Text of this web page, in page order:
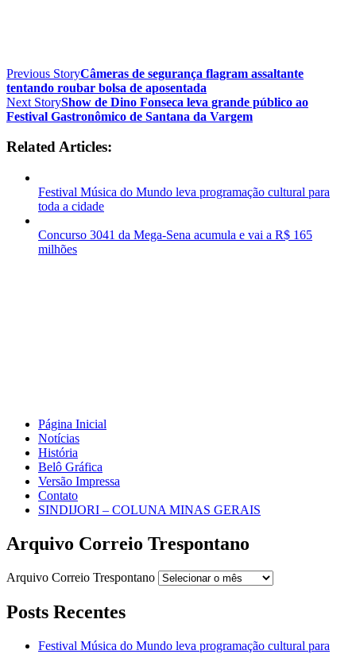
Previous StoryCâmeras de segurança flagram assaltante
tentando roubar bolsa de aposentada
Next StoryShow de Dino Fonseca leva grande público ao
Festival Gastronômico de Santana da Vargem
Related Articles:
Festival Música do Mundo leva programação cultural para
toda a cidade
Concurso 3041 da Mega-Sena acumula e vai a R$ 165
milhões
Página Inicial
Notícias
História
Belô Gráfica
Versão Impressa
Contato
SINDIJORI – COLUNA MINAS GERAIS
Arquivo Correio Trespontano
Arquivo Correio Trespontano
Posts Recentes
Festival Música do Mundo leva programação cultural para